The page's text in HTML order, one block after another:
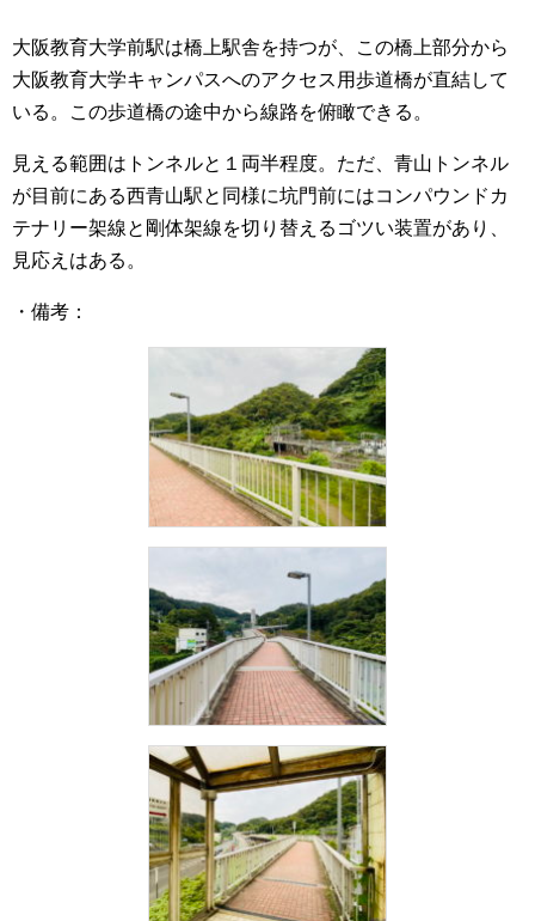
大阪教育大学前駅は橋上駅舎を持つが、この橋上部分から
大阪教育大学キャンパスへのアクセス用歩道橋が直結して
いる。この歩道橋の途中から線路を俯瞰できる。
見える範囲はトンネルと１両半程度。ただ、青山トンネル
が目前にある西青山駅と同様に坑門前にはコンパウンドカ
テナリー架線と剛体架線を切り替えるゴツい装置があり、
見応えはある。
・備考：